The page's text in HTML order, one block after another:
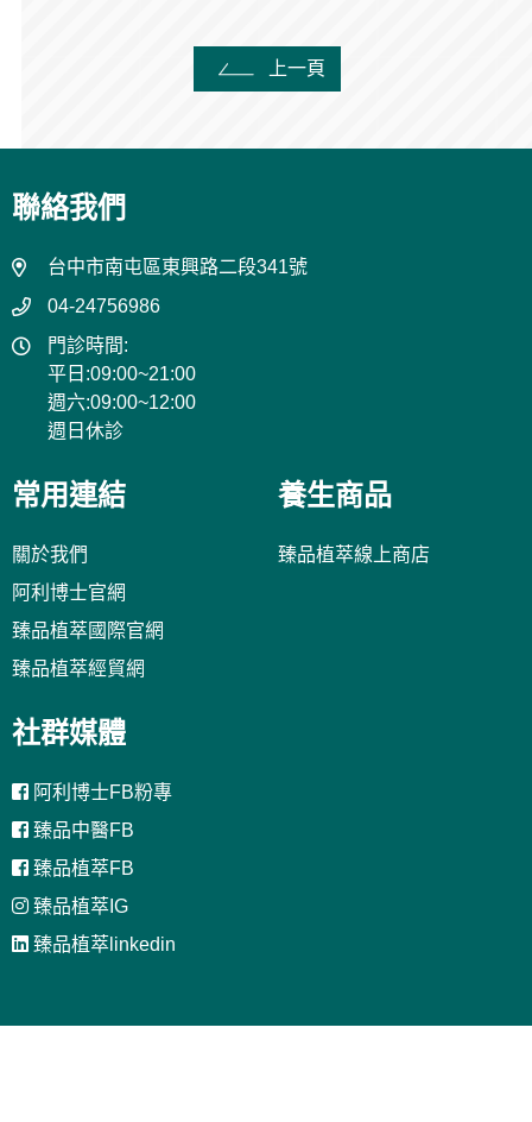
上一頁
聯絡我們
台中市南屯區東興路二段341號
04-24756986
門診時間:
平日:09:00~21:00
週六:09:00~12:00
週日休診
常用連結
關於我們
阿利博士官網
臻品植萃國際官網
臻品植萃經貿網
養生商品
臻品植萃線上商店
社群媒體
阿利博士FB粉專
臻品中醫FB
臻品植萃FB
臻品植萃IG
臻品植萃linkedin